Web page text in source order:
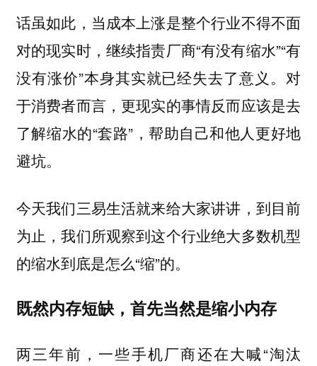
话虽如此，当成本上涨是整个行业不得不面
对的现实时，继续指责厂商“有没有缩水”“有
没有涨价”本身其实就已经失去了意义。对
于消费者而言，更现实的事情反而应该是去
了解缩水的“套路”，帮助自己和他人更好地
避坑。
今天我们三易生活就来给大家讲讲，到目前
为止，我们所观察到这个行业绝大多数机型
的缩水到底是怎么“缩”的。
既然内存短缺，首先当然是缩小内存
两三年前，一些手机厂商还在大喊“淘汰